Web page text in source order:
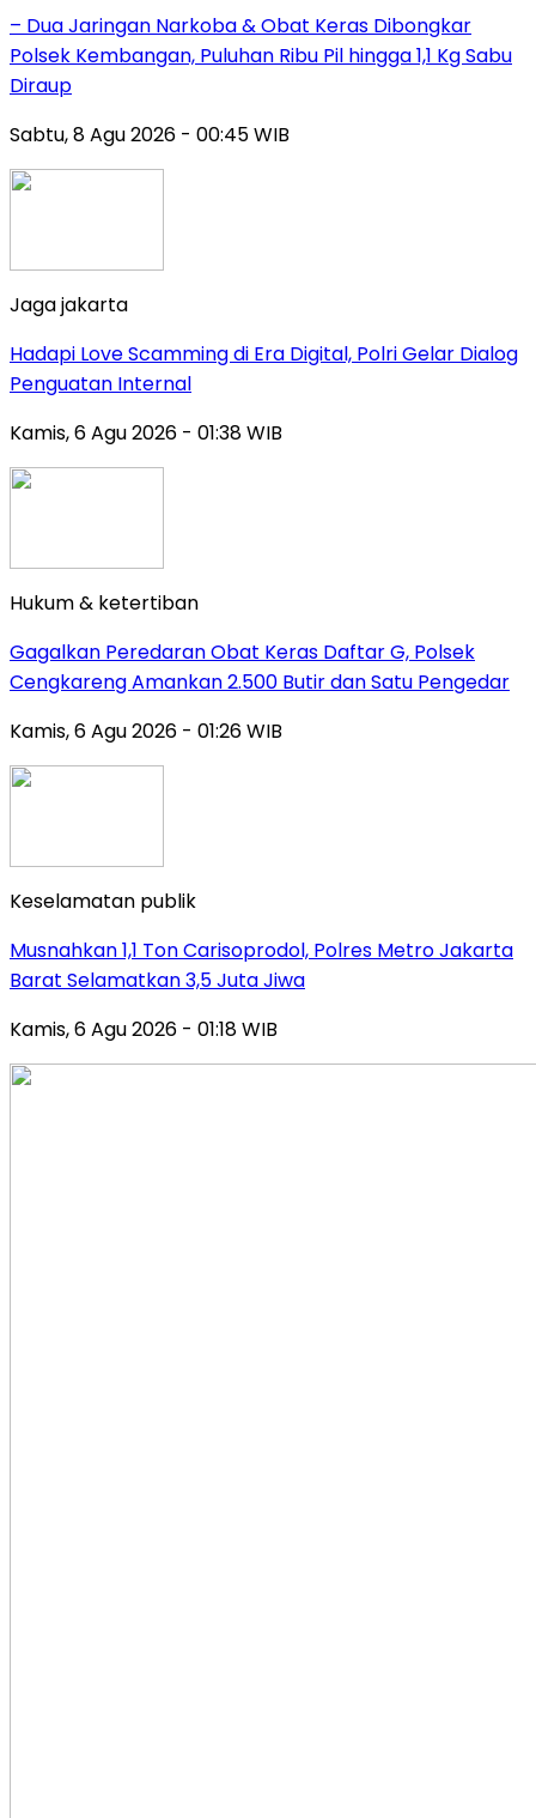
– Dua Jaringan Narkoba & Obat Keras Dibongkar
Polsek Kembangan, Puluhan Ribu Pil hingga 1,1 Kg Sabu
Diraup
Sabtu, 8 Agu 2026 - 00:45 WIB
Jaga jakarta
Hadapi Love Scamming di Era Digital, Polri Gelar Dialog
Penguatan Internal
Kamis, 6 Agu 2026 - 01:38 WIB
Hukum & ketertiban
Gagalkan Peredaran Obat Keras Daftar G, Polsek
Cengkareng Amankan 2.500 Butir dan Satu Pengedar
Kamis, 6 Agu 2026 - 01:26 WIB
Keselamatan publik
Musnahkan 1,1 Ton Carisoprodol, Polres Metro Jakarta
Barat Selamatkan 3,5 Juta Jiwa
Kamis, 6 Agu 2026 - 01:18 WIB